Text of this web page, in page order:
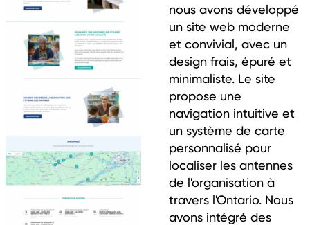
nous avons développé
un site web moderne
et convivial, avec un
design frais, épuré et
minimaliste. Le site
propose une
navigation intuitive et
un système de carte
personnalisé pour
localiser les antennes
de l'organisation à
travers l'Ontario. Nous
avons intégré des